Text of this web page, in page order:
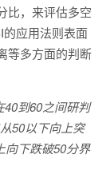
比，来评估多空
应用法则表面
等多方面的判断
到60之间研判
50以下向上突
向下跌破50分界